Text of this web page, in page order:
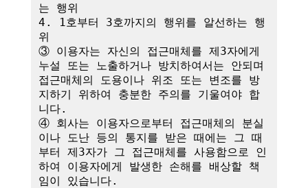
는 행위
4. 1호부터 3호까지의 행위를 알선하는 행
위
③ 이용자는 자신의 접근매체를 제3자에게
누설 또는 노출하거나 방치하여서는 안되며
접근매체의 도용이나 위조 또는 변조를 방
지하기 위하여 충분한 주의를 기울여야 합
니다.
④ 회사는 이용자으로부터 접근매체의 분실
이나 도난 등의 통지를 받은 때에는 그 때
부터 제3자가 그 접근매체를 사용함으로 인
하여 이용자에게 발생한 손해를 배상할 책
임이 있습니다.